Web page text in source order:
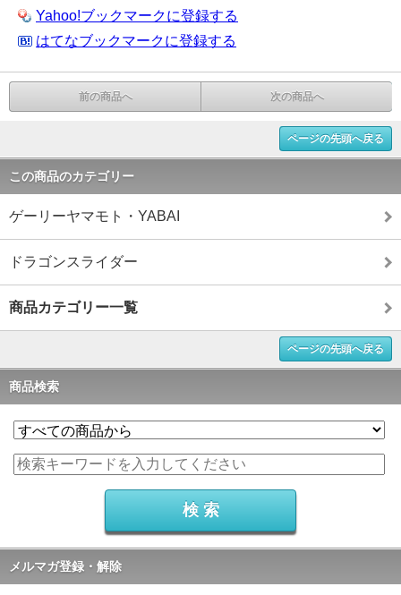
Yahoo!ブックマークに登録する
はてなブックマークに登録する
前の商品へ 次の商品へ
ページの先頭へ戻る
この商品のカテゴリー
ゲーリーヤマモト・YABAI
ドラゴンスライダー
商品カテゴリー一覧
ページの先頭へ戻る
商品検索
メルマガ登録・解除